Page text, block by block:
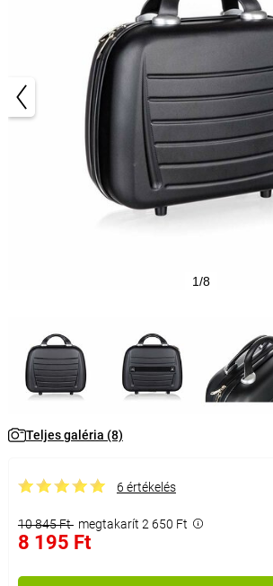
1/8
Teljes galéria (8)
6 értékelés
10 845 Ft megtakarít 2 650 Ft
8 195 Ft